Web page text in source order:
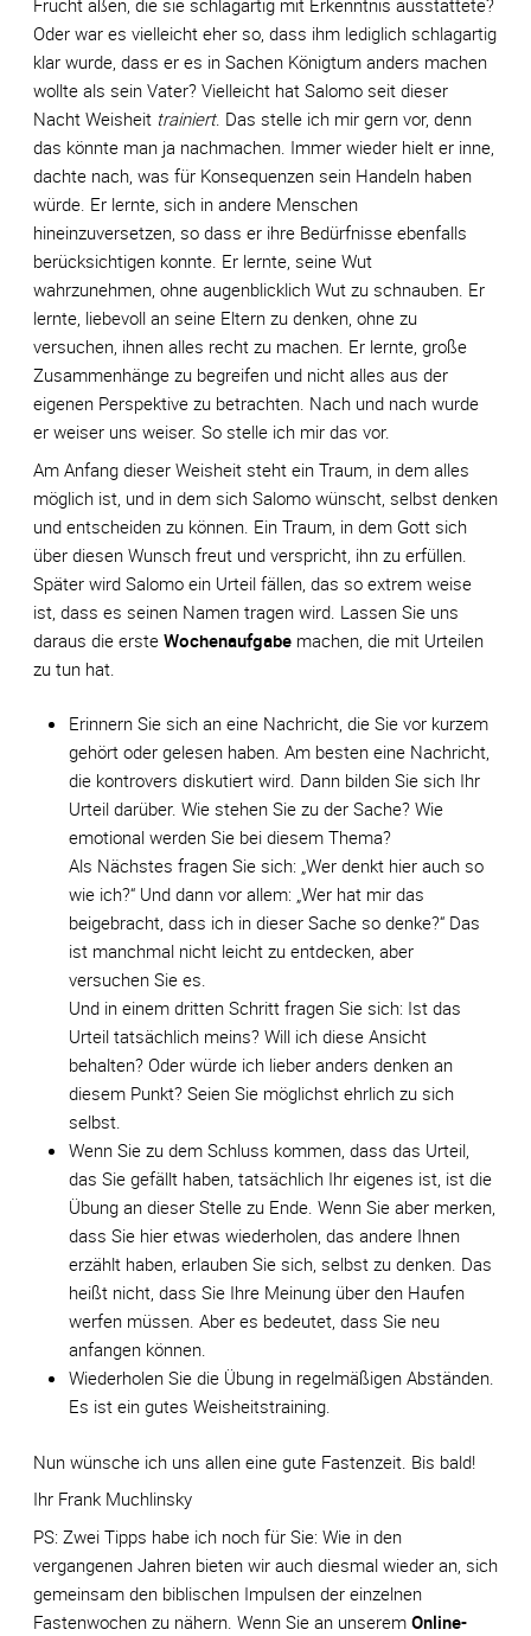
Frucht aßen, die sie schlagartig mit Erkenntnis ausstattete?
Oder war es vielleicht eher so, dass ihm lediglich schlagartig
klar wurde, dass er es in Sachen Königtum anders machen
wollte als sein Vater? Vielleicht hat Salomo seit dieser
Nacht Weisheit trainiert. Das stelle ich mir gern vor, denn
das könnte man ja nachmachen. Immer wieder hielt er inne,
dachte nach, was für Konsequenzen sein Handeln haben
würde. Er lernte, sich in andere Menschen
hineinzuversetzen, so dass er ihre Bedürfnisse ebenfalls
berücksichtigen konnte. Er lernte, seine Wut
wahrzunehmen, ohne augenblicklich Wut zu schnauben. Er
lernte, liebevoll an seine Eltern zu denken, ohne zu
versuchen, ihnen alles recht zu machen. Er lernte, große
Zusammenhänge zu begreifen und nicht alles aus der
eigenen Perspektive zu betrachten. Nach und nach wurde
er weiser uns weiser. So stelle ich mir das vor.
Am Anfang dieser Weisheit steht ein Traum, in dem alles
möglich ist, und in dem sich Salomo wünscht, selbst denken
und entscheiden zu können. Ein Traum, in dem Gott sich
über diesen Wunsch freut und verspricht, ihn zu erfüllen.
Später wird Salomo ein Urteil fällen, das so extrem weise
ist, dass es seinen Namen tragen wird. Lassen Sie uns
daraus die erste Wochenaufgabe machen, die mit Urteilen
zu tun hat.
Erinnern Sie sich an eine Nachricht, die Sie vor kurzem
gehört oder gelesen haben. Am besten eine Nachricht,
die kontrovers diskutiert wird. Dann bilden Sie sich Ihr
Urteil darüber. Wie stehen Sie zu der Sache? Wie
emotional werden Sie bei diesem Thema?
Als Nächstes fragen Sie sich: „Wer denkt hier auch so
wie ich?“ Und dann vor allem: „Wer hat mir das
beigebracht, dass ich in dieser Sache so denke?“ Das
ist manchmal nicht leicht zu entdecken, aber
versuchen Sie es.
Und in einem dritten Schritt fragen Sie sich: Ist das
Urteil tatsächlich meins? Will ich diese Ansicht
behalten? Oder würde ich lieber anders denken an
diesem Punkt? Seien Sie möglichst ehrlich zu sich
selbst.
Wenn Sie zu dem Schluss kommen, dass das Urteil,
das Sie gefällt haben, tatsächlich Ihr eigenes ist, ist die
Übung an dieser Stelle zu Ende. Wenn Sie aber merken,
dass Sie hier etwas wiederholen, das andere Ihnen
erzählt haben, erlauben Sie sich, selbst zu denken. Das
heißt nicht, dass Sie Ihre Meinung über den Haufen
werfen müssen. Aber es bedeutet, dass Sie neu
anfangen können.
Wiederholen Sie die Übung in regelmäßigen Abständen.
Es ist ein gutes Weisheitstraining.
Nun wünsche ich uns allen eine gute Fastenzeit. Bis bald!
Ihr Frank Muchlinsky
PS: Zwei Tipps habe ich noch für Sie: Wie in den
vergangenen Jahren bieten wir auch diesmal wieder an, sich
gemeinsam den biblischen Impulsen der einzelnen
Fastenwochen zu nähern. Wenn Sie an unserem Online-